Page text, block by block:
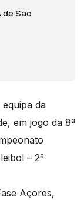
São
da
em jogo da 8ª
– 2ª
Açores,